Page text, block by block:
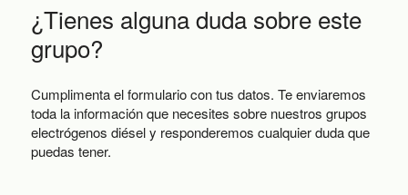
¿Tienes alguna duda sobre este
grupo?
Cumplimenta el formulario con tus datos. Te enviaremos
toda la información que necesites sobre nuestros grupos
electrógenos diésel y responderemos cualquier duda que
puedas tener.